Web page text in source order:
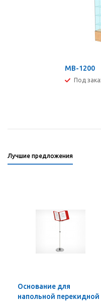
МВ-1200
Под
Лучшие предложения
Основание для
напольной перекидной